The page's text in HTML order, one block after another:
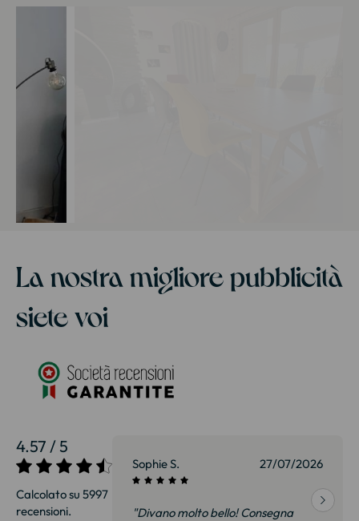
La nostra migliore pubblicità
siete voi
4.57 / 5
Calcolato su 5997
recensioni.
27/07/2026 Sophie S. 27/07/2026
"Divano molto bello! Consegna